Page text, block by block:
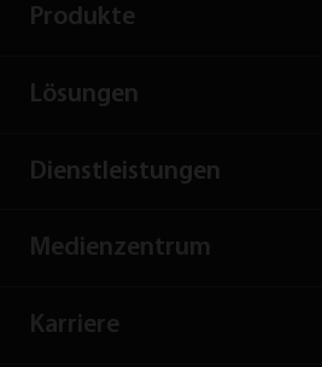
Produkte
Lösungen
Dienstleistungen
Medienzentrum
Karriere